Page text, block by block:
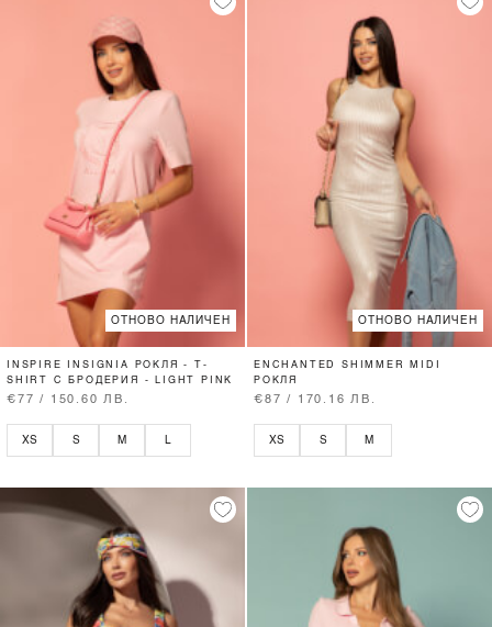
ОТНОВО НАЛИЧЕН
INSPIRE INSIGNIA РОКЛЯ - T-
SHIRT С БРОДЕРИЯ - LIGHT PINK
€77 / 150.60 ЛВ.
XS S M L
ОТНОВО НАЛИЧЕН
ENCHANTED SHIMMER MIDI
РОКЛЯ
€87 / 170.16 ЛВ.
XS S M